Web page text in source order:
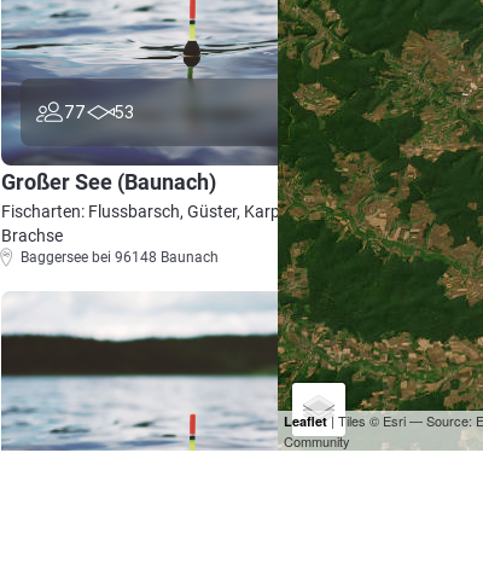
77 53 4.0
Großer See (Baunach)
Fischarten: Flussbarsch, Güster, Karpfen, Aal,
Brachse
Baggersee bei 96148 Baunach
Leaflet| Tiles © Esri — Source:
Community